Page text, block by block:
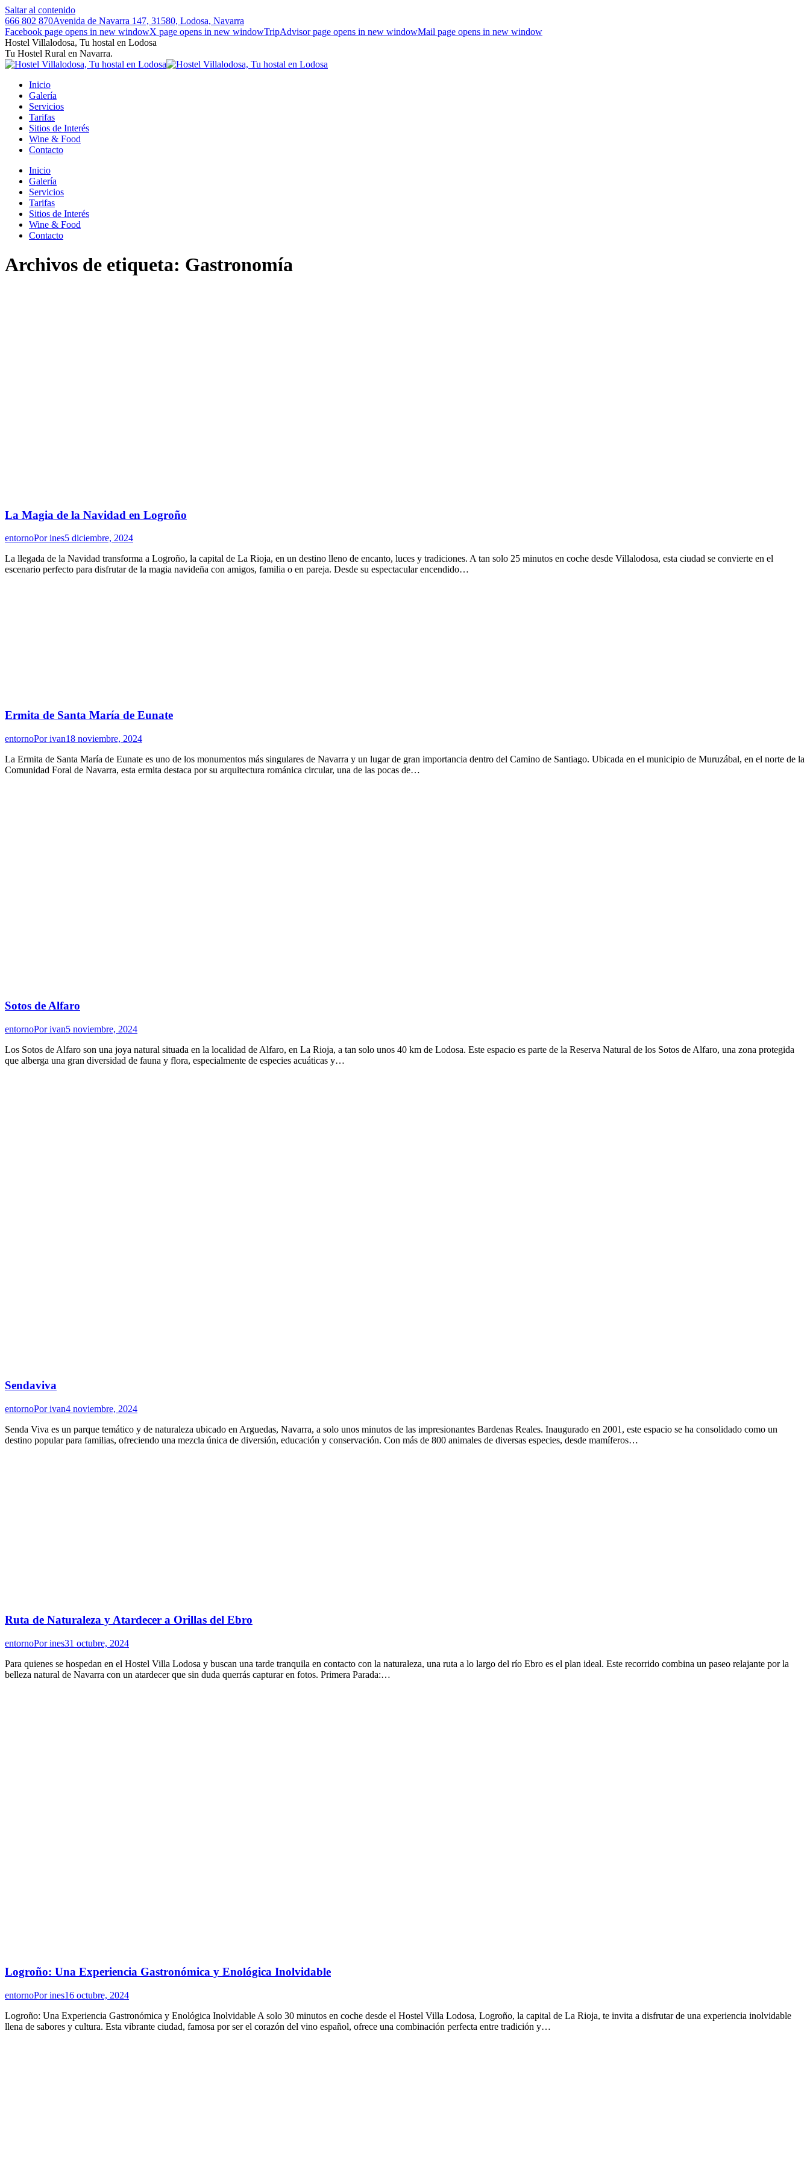
Saltar al contenido
666 802 870Avenida de Navarra 147, 31580, Lodosa, Navarra
Facebook page opens in new windowX page opens in new windowTripAdvisor page opens in new windowMail page opens in new window
Hostel Villalodosa, Tu hostal en Lodosa
Tu Hostel Rural en Navarra.
Inicio
Galería
Servicios
Tarifas
Sitios de Interés
Wine & Food
Contacto
Inicio
Galería
Servicios
Tarifas
Sitios de Interés
Wine & Food
Contacto
Archivos de etiqueta: Gastronomía
La Magia de la Navidad en Logroño
entornoPorines5 diciembre, 2024
La llegada de la Navidad transforma a Logroño, la capital de La Rioja, en un destino lleno de encanto, luces y tradiciones. A tan solo 25 minutos en coche desde Villalodosa, esta ciudad se convierte en el
escenario perfecto para disfrutar de la magia navideña con amigos, familia o en pareja. Desde su espectacular encendido…
Ermita de Santa María de Eunate
entornoPorivan18 noviembre, 2024
La Ermita de Santa María de Eunate es uno de los monumentos más singulares de Navarra y un lugar de gran importancia dentro del Camino de Santiago. Ubicada en el municipio de Muruzábal, en el norte de la
Comunidad Foral de Navarra, esta ermita destaca por su arquitectura románica circular, una de las pocas de…
Sotos de Alfaro
entornoPorivan5 noviembre, 2024
Los Sotos de Alfaro son una joya natural situada en la localidad de Alfaro, en La Rioja, a tan solo unos 40 km de Lodosa. Este espacio es parte de la Reserva Natural de los Sotos de Alfaro, una zona protegida
que alberga una gran diversidad de fauna y flora, especialmente de especies acuáticas y…
Sendaviva
entornoPorivan4 noviembre, 2024
Senda Viva es un parque temático y de naturaleza ubicado en Arguedas, Navarra, a solo unos minutos de las impresionantes Bardenas Reales. Inaugurado en 2001, este espacio se ha consolidado como un
destino popular para familias, ofreciendo una mezcla única de diversión, educación y conservación. Con más de 800 animales de diversas especies, desde mamíferos…
Ruta de Naturaleza y Atardecer a Orillas del Ebro
entornoPorines31 octubre, 2024
Para quienes se hospedan en el Hostel Villa Lodosa y buscan una tarde tranquila en contacto con la naturaleza, una ruta a lo largo del río Ebro es el plan ideal. Este recorrido combina un paseo relajante por la
belleza natural de Navarra con un atardecer que sin duda querrás capturar en fotos. Primera Parada:…
Logroño: Una Experiencia Gastronómica y Enológica Inolvidable
entornoPorines16 octubre, 2024
Logroño: Una Experiencia Gastronómica y Enológica Inolvidable A solo 30 minutos en coche desde el Hostel Villa Lodosa, Logroño, la capital de La Rioja, te invita a disfrutar de una experiencia inolvidable
llena de sabores y cultura. Esta vibrante ciudad, famosa por ser el corazón del vino español, ofrece una combinación perfecta entre tradición y…